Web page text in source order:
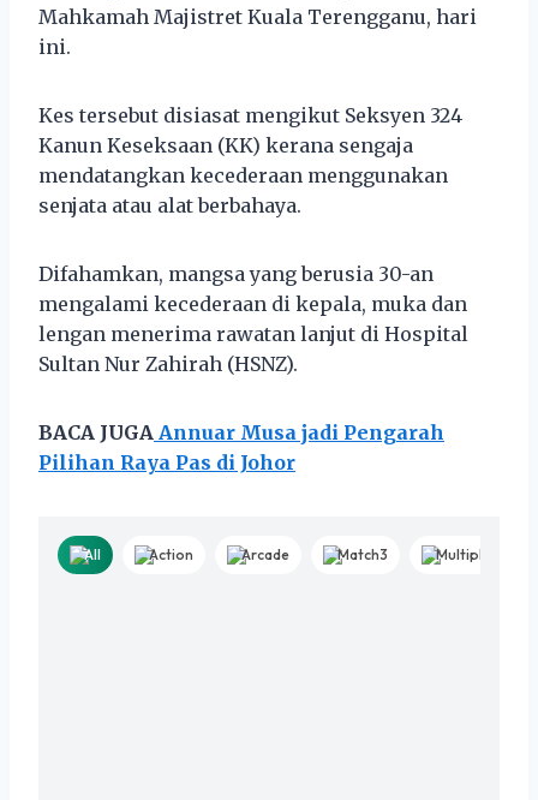
Mahkamah Majistret Kuala Terengganu, hari
ini.
Kes tersebut disiasat mengikut Seksyen 324
Kanun Keseksaan (KK) kerana sengaja
mendatangkan kecederaan menggunakan
senjata atau alat berbahaya.
Difahamkan, mangsa yang berusia 30-an
mengalami kecederaan di kepala, muka dan
lengan menerima rawatan lanjut di Hospital
Sultan Nur Zahirah (HSNZ).
BACA JUGA Annuar Musa jadi Pengarah
Pilihan Raya Pas di Johor